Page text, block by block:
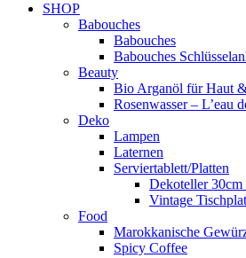
SHOP
Babouches
Babouches
Babouches
Beauty
Bio Arganöl für Haut
Rosenwasser – L’eau
Deko
Lampen
Laternen
Serviertablett/Platten
Dekoteller
Vintage
Food
Marokkanische
Spicy Coffee